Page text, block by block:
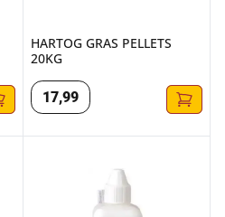
HARTOG GRAS PELLETS
20KG
17,99